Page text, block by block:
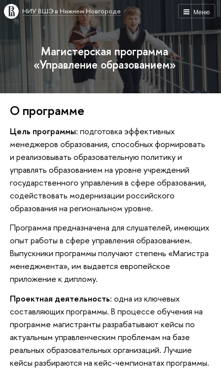
Меню
НИУ ВШЭ в Нижнем Новгороде
Магистерская программа
«Управление образованием»
О программе
Цель программы: подготовка эффективных
менеджеров образования, способных формировать
и реализовывать образовательную политику и
управлять образованием на уровне учреждений
государственного управления в сфере образования,
содействовать модернизации российского
образования на региональном уровне.
Программа предназначена для слушателей, имеющих
опыт работы в сфере управления образованием.
Выпускники программы получают степень «Магистра
менеджмента», им выдается европейское
приложение к диплому.
Проектная деятельность: одна из ключевых
составляющих программы. В процессе обучения на
программе магистранты разрабатывают кейсы по
актуальным управленческим проблемам на базе
реальных образовательных организаций. Лучшие
кейсы разбираются на кейс-чемпионатах программы.